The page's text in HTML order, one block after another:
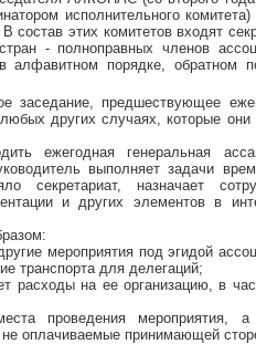
исполнительного комитета)
состав этих комитетов входят
- полноправных членов
алфавитном порядке, обратном
заседание, предшествующее
других случаях, которые они
ежегодная генеральная
выполняет задачи
секретариат, назначает
и других элементов в
мероприятия под эгидой
транспорта для делегаций;
расходы на ее организацию, в
проведения мероприятия, а
оплачиваемые принимающей